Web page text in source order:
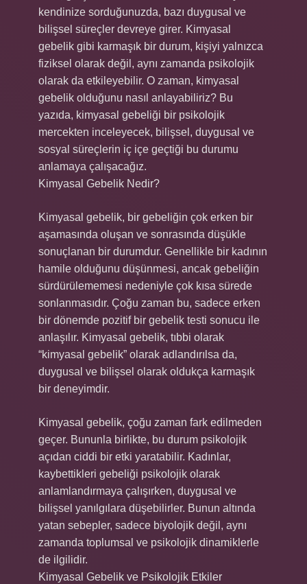
kendinize sorduğunuzda, bazı duygusal ve
bilişsel süreçler devreye girer. Kimyasal
gebelik gibi karmaşık bir durum, kişiyi yalnızca
fiziksel olarak değil, aynı zamanda psikolojik
olarak da etkileyebilir. O zaman, kimyasal
gebelik olduğunu nasıl anlayabiliriz? Bu
yazıda, kimyasal gebeliği bir psikolojik
mercekten inceleyecek, bilişsel, duygusal ve
sosyal süreçlerin iç içe geçtiği bu durumu
anlamaya çalışacağız.
Kimyasal Gebelik Nedir?
Kimyasal gebelik, bir gebeliğin çok erken bir
aşamasında oluşan ve sonrasında düşükle
sonuçlanan bir durumdur. Genellikle bir kadının
hamile olduğunu düşünmesi, ancak gebeliğin
sürdürülememesi nedeniyle çok kısa sürede
sonlanmasıdır. Çoğu zaman bu, sadece erken
bir dönemde pozitif bir gebelik testi sonucu ile
anlaşılır. Kimyasal gebelik, tıbbi olarak
“kimyasal gebelik” olarak adlandırılsa da,
duygusal ve bilişsel olarak oldukça karmaşık
bir deneyimdir.
Kimyasal gebelik, çoğu zaman fark edilmeden
geçer. Bununla birlikte, bu durum psikolojik
açıdan ciddi bir etki yaratabilir. Kadınlar,
kaybettikleri gebeliği psikolojik olarak
anlamlandırmaya çalışırken, duygusal ve
bilişsel yanılgılara düşebilirler. Bunun altında
yatan sebepler, sadece biyolojik değil, aynı
zamanda toplumsal ve psikolojik dinamiklerle
de ilgilidir.
Kimyasal Gebelik ve Psikolojik Etkiler